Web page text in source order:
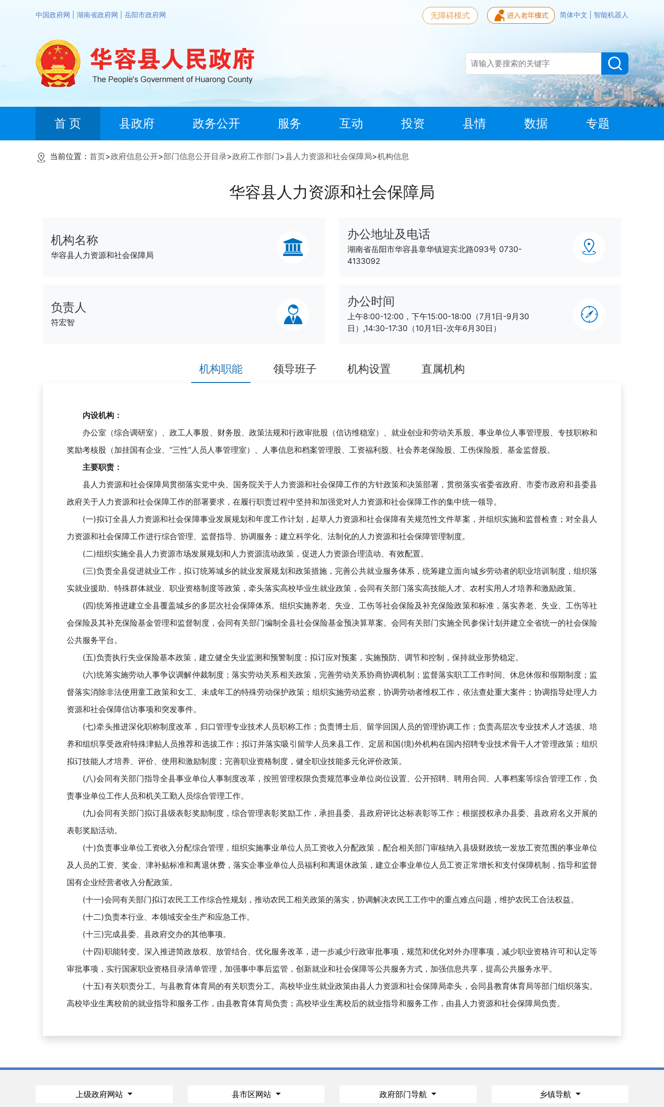
中国政府网 湖南省政府网 岳阳市政府网 简体中文 智能机器人
无障碍模式
首 页 县政府 政务公开 服务 互动 投资 县情 数据 专题
当前位置： 首页>政府信息公开>部门信息公开目录>政府工作部门>县人力资源和社会保障局>机构信息
华容县人力资源和社会保障局
机构名称
华容县人力资源和社会保障局
办公地址及电话
湖南省岳阳市华容县章华镇迎宾北路093号 0730-
4133092
负责人
符宏智
办公时间
上午8:00-12:00，下午15:00-18:00（7月1日-9月30
日）,14:30-17:30（10月1日-次年6月30日）
机构职能 领导班子 机构设置 直属机构
内设机构：
办公室（综合调研室）、政工人事股、财务股、政策法规和行政审批股（信访维稳室）、就业创业和劳动关系股、事业单位人事管理股、专技职称和
奖励考核股（加挂国有企业、“三性”人员人事管理室）、人事信息和档案管理股、工资福利股、社会养老保险股、工伤保险股、基金监督股。
主要职责：
县人力资源和社会保障局贯彻落实党中央、国务院关于人力资源和社会保障工作的方针政策和决策部署，贯彻落实省委省政府、市委市政府和县委县
政府关于人力资源和社会保障工作的部署要求，在履行职责过程中坚持和加强党对人力资源和社会保障工作的集中统一领导。
(一)拟订全县人力资源和社会保障事业发展规划和年度工作计划，起草人力资源和社会保障有关规范性文件草案，并组织实施和监督检查；对全县人
力资源和社会保障工作进行综合管理、监督指导、协调服务；建立科学化、法制化的人力资源和社会保障管理制度。
(二)组织实施全县人力资源市场发展规划和人力资源流动政策，促进人力资源合理流动、有效配置。
(三)负责全县促进就业工作，拟订统筹城乡的就业发展规划和政策措施，完善公共就业服务体系，统筹建立面向城乡劳动者的职业培训制度，组织落
实就业援助、特殊群体就业、职业资格制度等政策，牵头落实高校毕业生就业政策，会同有关部门落实高技能人才、农村实用人才培养和激励政策。
(四)统筹推进建立全县覆盖城乡的多层次社会保障体系。组织实施养老、失业、工伤等社会保险及补充保险政策和标准，落实养老、失业、工伤等社
会保险及其补充保险基金管理和监督制度，会同有关部门编制全县社会保险基金预决算草案。会同有关部门实施全民参保计划并建立全省统一的社会保险
公共服务平台。
(五)负责执行失业保险基本政策，建立健全失业监测和预警制度；拟订应对预案，实施预防、调节和控制，保持就业形势稳定。
(六)统筹实施劳动人事争议调解仲裁制度；落实劳动关系相关政策，完善劳动关系协商协调机制；监督落实职工工作时间、休息休假和假期制度；监
督落实消除非法使用童工政策和女工、未成年工的特殊劳动保护政策；组织实施劳动监察，协调劳动者维权工作，依法查处重大案件；协调指导处理人力
资源和社会保障信访事项和突发事件。
(七)牵头推进深化职称制度改革，归口管理专业技术人员职称工作；负责博士后、留学回国人员的管理协调工作；负责高层次专业技术人才选拔、培
养和组织享受政府特殊津贴人员推荐和选拔工作；拟订并落实吸引留学人员来县工作、定居和国(境)外机构在国内招聘专业技术骨干人才管理政策；组织
拟订技能人才培养、评价、使用和激励制度；完善职业资格制度，健全职业技能多元化评价政策。
(八)会同有关部门指导全县事业单位人事制度改革，按照管理权限负责规范事业单位岗位设置、公开招聘、聘用合同、人事档案等综合管理工作，负
责事业单位工作人员和机关工勤人员综合管理工作。
(九)会同有关部门拟订县级表彰奖励制度，综合管理表彰奖励工作，承担县委、县政府评比达标表彰等工作；根据授权承办县委、县政府名义开展的
表彰奖励活动。
(十)负责事业单位工资收入分配综合管理，组织实施事业单位人员工资收入分配政策，配合相关部门审核纳入县级财政统一发放工资范围的事业单位
及人员的工资、奖金、津补贴标准和离退休费，落实企事业单位人员福利和离退休政策，建立企事业单位人员工资正常增长和支付保障机制，指导和监督
国有企业经营者收入分配政策。
(十一)会同有关部门拟订农民工工作综合性规划，推动农民工相关政策的落实，协调解决农民工工作中的重点难点问题，维护农民工合法权益。
(十二)负责本行业、本领域安全生产和应急工作。
(十三)完成县委、县政府交办的其他事项。
(十四)职能转变。深入推进简政放权、放管结合、优化服务改革，进一步减少行政审批事项，规范和优化对外办理事项，减少职业资格许可和认定等
审批事项，实行国家职业资格目录清单管理，加强事中事后监管，创新就业和社会保障等公共服务方式，加强信息共享，提高公共服务水平。
(十五)有关职责分工。与县教育体育局的有关职责分工。高校毕业生就业政策由县人力资源和社会保障局牵头，会同县教育体育局等部门组织落实。
高校毕业生离校前的就业指导和服务工作，由县教育体育局负责；高校毕业生离校后的就业指导和服务工作，由县人力资源和社会保障局负责。
上级政府网站 县市区网站 政府部门导航 乡镇导航